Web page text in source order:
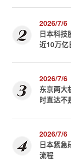
2026/7/6
日本科技
近10万亿
2026/7/6
东京两大
时直达不
2026/7/6
日本紧急
流程